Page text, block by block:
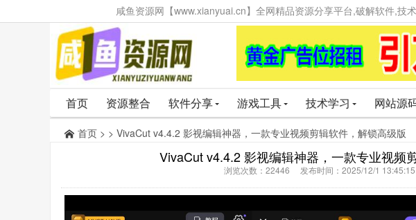
咸鱼资源网【www.xianyuai.cn】全网精品资源分享平台,破解软件,技
首页 资源整合 软件分享 游戏工具 技术学习 网站源
首页 > > VivaCut v4.4.2 影视编辑神器，一款专业视频剪辑软件，解锁高级版
VivaCut v4.4.2 影视编辑神器，一款专业视频
浏览次数：22446 发布时间：2025/12/1